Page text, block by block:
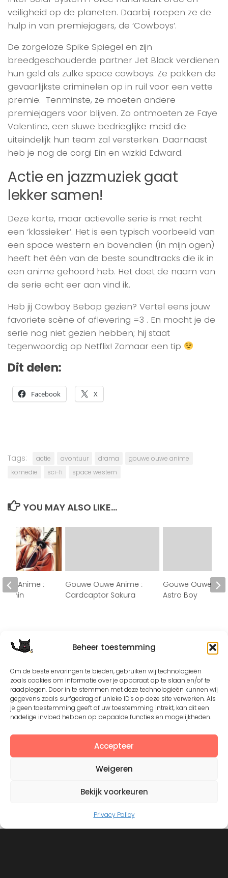
Beheer toestemming
Om de beste ervaringen te bieden, gebruiken wij technologieën
zoals cookies om informatie over je apparaat op te slaan en/of te
raadplegen. Door in te stemmen met deze technologieën kunnen wij
gegevens zoals surfgedrag of unieke ID's op deze site verwerken. Als
je geen toestemming geeft of uw toestemming intrekt, kan dit een
nadelige invloed hebben op bepaalde functies en mogelijkheden.
Accepteer
Weigeren
Bekijk voorkeuren
Privacy Policy
veiligheid op de planeten. Daarbij roepen ze de
hulp in van premiejagers, de ‘Cowboys’.
De zorgeloze Spike Spiegel en zijn
breedgeschouderde partner Jet Black verdienen
hun geld als zulke space cowboys. Ze pakken de
gevaarlijkste criminelen op in ruil voor een vette
premie. Tenminste, ze moeten andere
premiejagers voor blijven. Zo ontmoeten ze Faye
Valentine, een sluwe bedrieglijke meid die
uiteindelijk hun team zal versterken. Daarnaast
heb je nog de corgi Ein en wizkid Edward.
Actie en jazzmuziek gaat
lekker samen!
Deze korte, maar actievolle serie is met recht
een ‘klassieker’. Het is een typisch voorbeeld van
een space western en bovendien (in mijn ogen)
heeft het één van de beste soundtracks die ik in
een anime gehoord heb. Het doet de naam van
de serie echt eer aan vind ik.
Heb jij Cowboy Bebop gezien? Vertel eens jouw
favoriete scène of aflevering =3 . En mocht je de
serie nog niet gezien hebben; hij staat
tegenwoordig op Netflix! Zomaar een tip
Dit delen:
Facebook X
Tags: actie avontuur drama
gouwe ouwe anime
komedie
sci-fi space western
YOU MAY ALSO LIKE...
Gouwe Ouwe Anime :
Cardcaptor Sakura
Gouwe Ouwe
Astro Boy
Anime :
Except where otherwise noted, the content by©Silerna
NonCommercial-ShareAlike 4.0 International